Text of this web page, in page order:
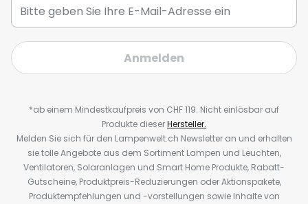
Anmelden
*ab einem Mindestkaufpreis von CHF 119. Nicht einlösbar auf
Produkte dieserHersteller.
Melden Sie sich für den Lampenwelt.ch Newsletter an und erhalten
sie tolle Angebote aus dem Sortiment Lampen und Leuchten,
Ventilatoren, Solaranlagen und Smart Home Produkte, Rabatt-
Gutscheine, Produktpreis-Reduzierungen oder Aktionspakete,
Produktempfehlungen und -vorstellungen sowie Inhalte von